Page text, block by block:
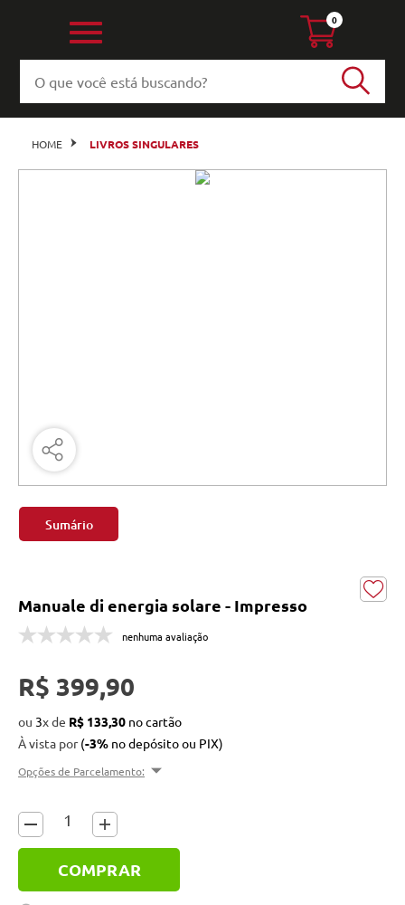
0
HOME LIVROS SINGULARES
Sumário
Manuale di energia solare - Impresso
nenhuma avaliação
R$ 399,90
ou 3xde R$ 133,30
À vista por(-3% no depósito ou PIX)
Opções de Parcelamento:
COMPRAR